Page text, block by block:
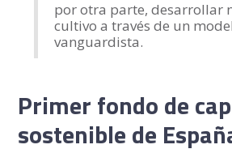
por otra parte, desarrollar
cultivo a través de un
vanguardista.
Primer fondo de
sostenible de